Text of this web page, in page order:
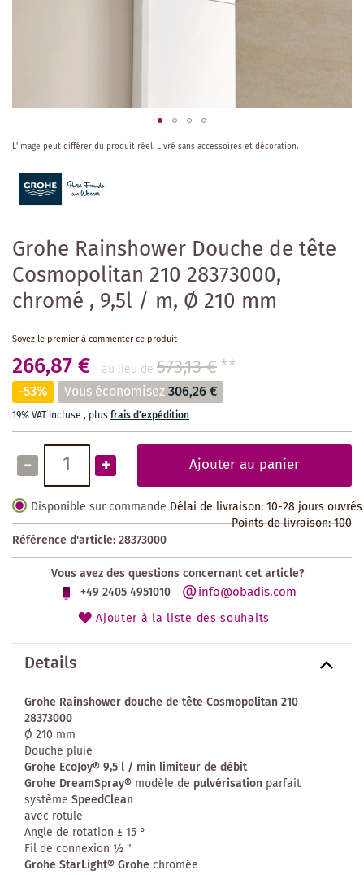
Grohe Rainshower Douche de tête
Cosmopolitan 210 28373000,
chromé , 9,5l / m, Ø 210 mm
Soyez le premier à commenter ce produit
266,87 € au lieu de 573,13 €**
-53% Vous économisez306,26 €
19% VAT incluse , plusfrais d'expédition
- + Ajouter au panier
Disponible sur commande Délai de livraison: 10-28 jours ouvrés
Points de livraison:100
Référence d'article:28373000
Vous avez des questions concernant cet article?
+49 2405 4951010
info@obadis.com
Ajouter à la liste des souhaits
Skip
the
beginning
of
images
gallery
L'image peut différer du produit réel. Livré sans accessoires et décoration.
Details
Grohe Rainshower douche de tête Cosmopolitan 210
28373000
Ø 210 mm
Douche pluie
Grohe EcoJoy®9,5 l / min limiteur de débit
Grohe DreamSpray® modèle de pulvérisation parfait
système SpeedClean
avec rotule
Angle de rotation ± 15 °
Fil de connexion ½ "
Grohe StarLight® Grohechromée